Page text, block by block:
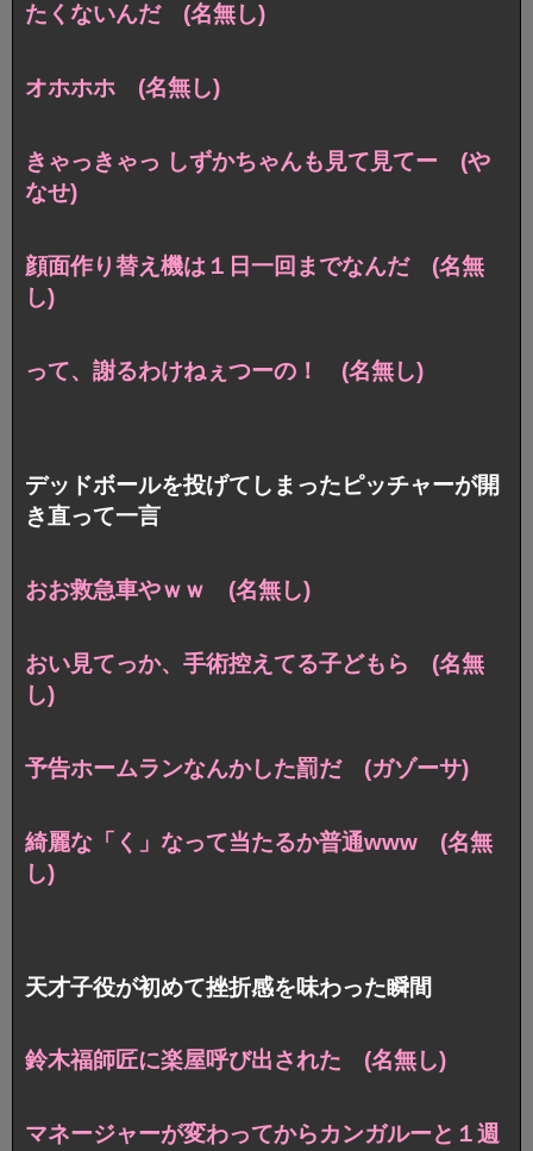
たくないんだ (名無し)
オホホホ (名無し)
きゃっきゃっ しずかちゃんも見て見てー (や
なせ)
顔面作り替え機は１日一回までなんだ (名無
し)
って、謝るわけねぇつーの！ (名無し)
デッドボールを投げてしまったピッチャーが開
き直って一言
おお救急車やｗｗ (名無し)
おい見てっか、手術控えてる子どもら (名無
し)
予告ホームランなんかした罰だ (ガゾーサ)
綺麗な「く」なって当たるか普通www (名無
し)
天才子役が初めて挫折感を味わった瞬間
鈴木福師匠に楽屋呼び出された (名無し)
マネージャーが変わってからカンガルーと１週